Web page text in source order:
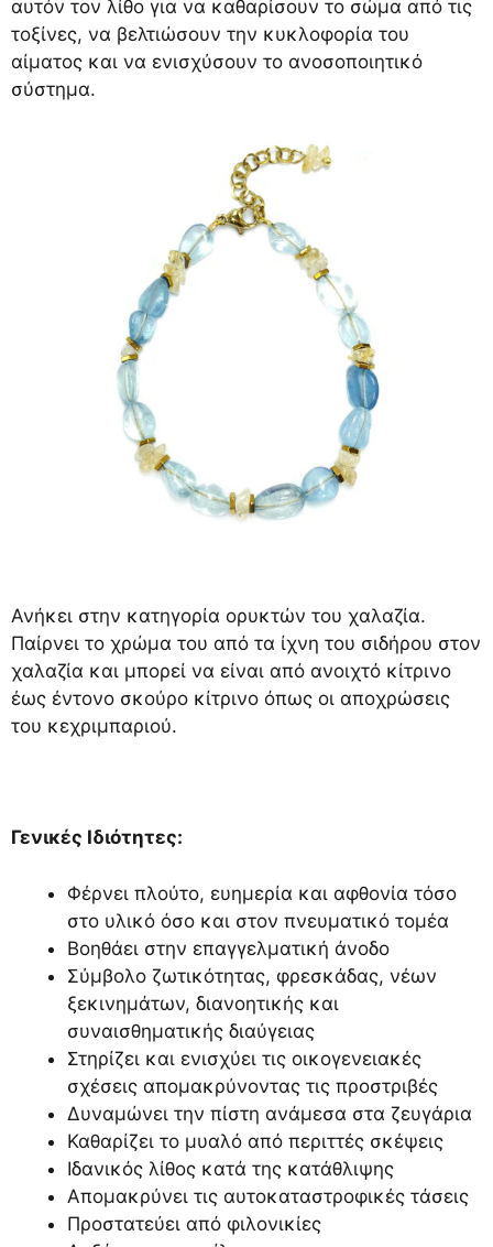
αυτόν τον λίθο για να καθαρίσουν το σώμα από τις
τοξίνες, να βελτιώσουν την κυκλοφορία του
αίματος και να ενισχύσουν το ανοσοποιητικό
σύστημα.
Ανήκει στην κατηγορία ορυκτών του χαλαζία.
Παίρνει το χρώμα του από τα ίχνη του σιδήρου στον
χαλαζία και μπορεί να είναι από ανοιχτό κίτρινο
έως έντονο σκούρο κίτρινο όπως οι αποχρώσεις
του κεχριμπαριού.
Γενικές Ιδιότητες:
Φέρνει πλούτο, ευημερία και αφθονία τόσο
στο υλικό όσο και στον πνευματικό τομέα
Βοηθάει στην επαγγελματική άνοδο
Σύμβολο ζωτικότητας, φρεσκάδας, νέων
ξεκινημάτων, διανοητικής και
συναισθηματικής διαύγειας
Στηρίζει και ενισχύει τις οικογενειακές
σχέσεις απομακρύνοντας τις προστριβές
Δυναμώνει την πίστη ανάμεσα στα ζευγάρια
Καθαρίζει το μυαλό από περιττές σκέψεις
Ιδανικός λίθος κατά της κατάθλιψης
Απομακρύνει τις αυτοκαταστροφικές τάσεις
Προστατεύει από φιλονικίες